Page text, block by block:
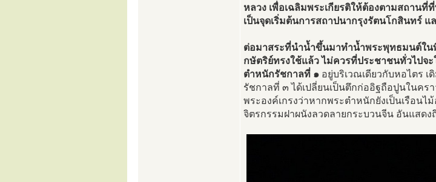
หลวง เพื่อเฉลิมพระเกียรติให้ต้องตามสถานที่
เป็นจุดเริ่มต้นการสถาปนากรุงรัตนโกสินทร์ แ
ต่อมาสระที่นำน้ำขึ้นมาทำน้ำพระพุทธมนต์ใน
กษัตริย์ทรงใช้แล้ว ไม่ควรที่ประชาชนทั่วไปจ
ตำหนักรัชกาลที่ ๑ อยู่บริเวณเดียวกับหอไตร เ
รัชกาลที่ ๓ ได้เปลี่ยนเป็นตึกก่ออิฐถือปูนในคร
พระองค์เกรงว่าหากพระตำหนักยังเป็นเรือน
จิตรกรรมฝาผนังลวดลายกระบวนจีน อันแสด